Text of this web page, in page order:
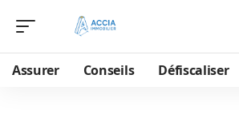
Assurer Conseils Défiscaliser